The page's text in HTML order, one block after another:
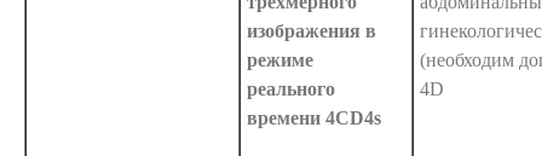
изображения в
режиме
реального
времени 4CD4s
(необходим
4D